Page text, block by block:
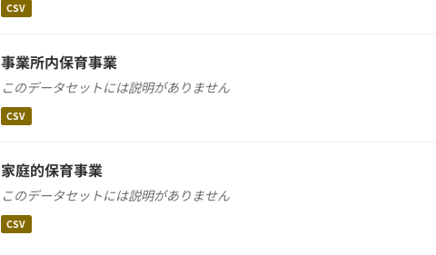
CSV
事業所内保育事業
このデータセットには説明がありません
CSV
家庭的保育事業
このデータセットには説明がありません
CSV